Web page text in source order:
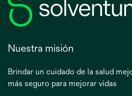
Nuestra misión
Brindar un cuidado de la salud
más seguro para mejorar vidas